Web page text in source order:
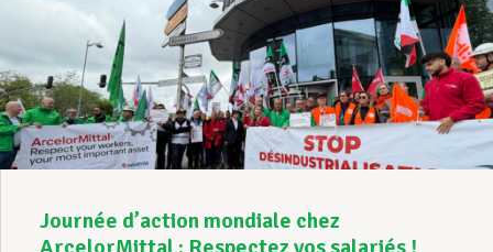
Journée d’action mondiale chez